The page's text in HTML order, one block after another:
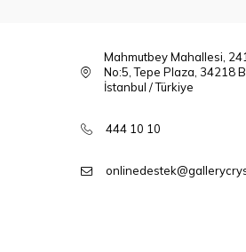
Mahmutbey Mahallesi,
No:5, Tepe Plaza, 34218
İstanbul / Türkiye
444 10 10